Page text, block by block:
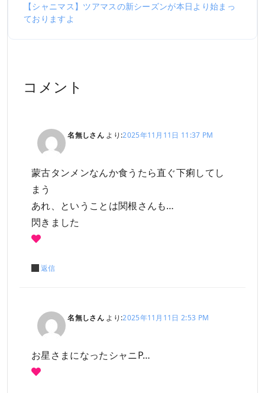
【シャニマス】ツアマスの新シーズンが本日より始まっ
ておりますよ
コメント
名無しさん より:2025年11月11日 11:37 PM
蒙古タンメンなんか食うたら直ぐ下痢してし
まう
あれ、ということは関根さんも…
閃きました
返信
名無しさん より:2025年11月11日 2:53 PM
お星さまになったシャニP…